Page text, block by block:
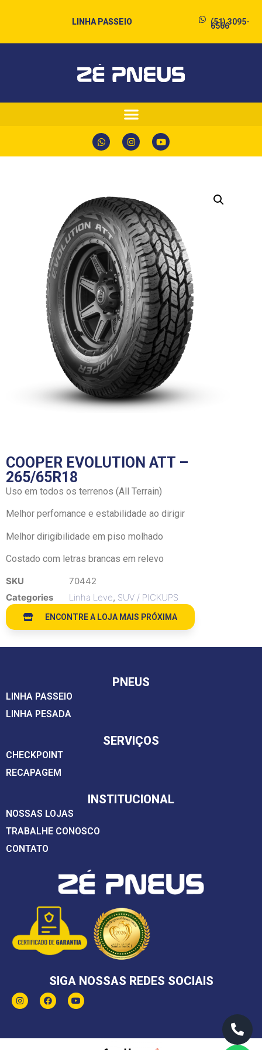
LINHA PASSEIO (51) 3095-
6566
COOPER EVOLUTION ATT –
265/65R18
Uso em todos os terrenos (All Terrain)
Melhor perfomance e estabilidade ao dirigir
Melhor dirigibilidade em piso molhado
Costado com letras brancas em relevo
SKU
70442
Categories
Linha Leve, SUV / PICKUPS
ENCONTRE A LOJA MAIS PRÓXIMA
PNEUS
LINHA PASSEIO
LINHA PESADA
SERVIÇOS
CHECKPOINT
RECAPAGEM
INSTITUCIONAL
NOSSAS LOJAS
TRABALHE CONOSCO
CONTATO
SIGA NOSSAS REDES SOCIAIS